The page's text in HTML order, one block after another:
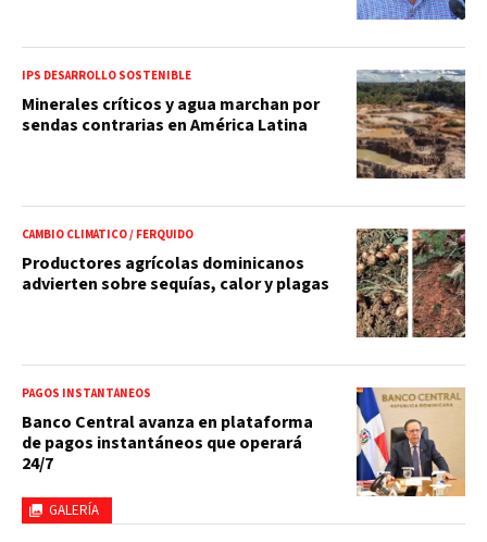
IPS DESARROLLO SOSTENIBLE
Minerales críticos y agua marchan por
sendas contrarias en América Latina
CAMBIO CLIMÁTICO / FERQUIDO
Productores agrícolas dominicanos
advierten sobre sequías, calor y plagas
GALERÍA
PAGOS INSTANTÁNEOS
Banco Central avanza en plataforma
de pagos instantáneos que operará
24/7